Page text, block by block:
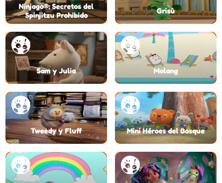
Ninjago®: Secretos del
Spinjitzu Prohibido
Grisù
Sam y Julia Molang
Tweedy y Fluff Mini Héroes del Bosque